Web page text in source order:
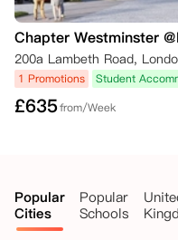
Chapter Westminster
200a Lambeth Road,
1 Promotions Student
£635from/Week
Popular
Cities
Popular
Schools